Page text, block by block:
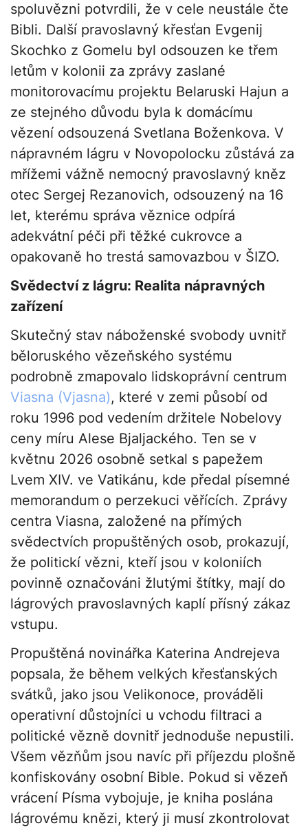
spoluvězni potvrdili, že v cele neustále čte
Bibli. Další pravoslavný křesťan Evgenij
Skochko z Gomelu byl odsouzen ke třem
letům v kolonii za zprávy zaslané
monitorovacímu projektu Belaruski Hajun a
ze stejného důvodu byla k domácímu
vězení odsouzená Svetlana Boženkova. V
nápravném lágru v Novopolocku zůstává za
mřížemi vážně nemocný pravoslavný kněz
otec Sergej Rezanovich, odsouzený na 16
let, kterému správa věznice odpírá
adekvátní péči při těžké cukrovce a
opakovaně ho trestá samovazbou v ŠIZO.
Svědectví z lágru: Realita nápravných
zařízení
Skutečný stav náboženské svobody uvnitř
běloruského vězeňského systému
podrobně zmapovalo lidskoprávní centrum
Viasna (Vjasna), které v zemi působí od
roku 1996 pod vedením držitele Nobelovy
ceny míru Alese Bjaljackého. Ten se v
květnu 2026 osobně setkal s papežem
Lvem XIV. ve Vatikánu, kde předal písemné
memorandum o perzekuci věřících. Zprávy
centra Viasna, založené na přímých
svědectvích propuštěných osob, prokazují,
že politickí vězni, kteří jsou v koloniích
povinně označováni žlutými štítky, mají do
lágrových pravoslavných kaplí přísný zákaz
vstupu.
Propuštěná novinářka Katerina Andrejeva
popsala, že během velkých křesťanských
svátků, jako jsou Velikonoce, prováděli
operativní důstojníci u vchodu filtraci a
politické vězně dovnitř jednoduše nepustili.
Všem vězňům jsou navíc při příjezdu plošně
konfiskovány osobní Bible. Pokud si vězeň
vrácení Písma vybojuje, je kniha poslána
lágrovému knězi, který ji musí zkontrolovat